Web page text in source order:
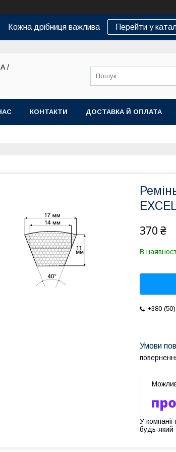
Кожна дрібниця важлива Перейти у
/
КОНТАКТИ ДОСТАВКА Й ОПЛАТА
370 ₴
В
+380
У
будь-який